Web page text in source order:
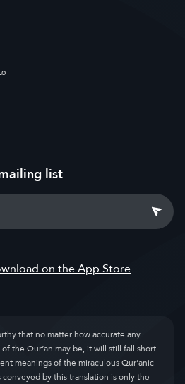
list
that no matter how accurate any
the Qur’an may be, it will still fall short
meanings of the miraculous Qur’anic
by this translation is only the